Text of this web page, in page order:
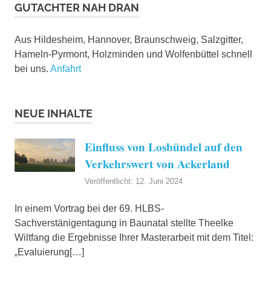
GUTACHTER NAH DRAN
Aus Hildesheim, Hannover, Braunschweig, Salzgitter,
Hameln-Pyrmont, Holzminden und Wolfenbüttel schnell
bei uns. Anfahrt
NEUE INHALTE
Einfluss von Losbündel auf den
Verkehrswert von Ackerland
Veröffentlicht: 12. Juni 2024
In einem Vortrag bei der 69. HLBS-
Sachverstänigentagung in Baunatal stellte Theelke
Wiltfang die Ergebnisse Ihrer Masterarbeit mit dem Titel:
„Evaluierung[…]